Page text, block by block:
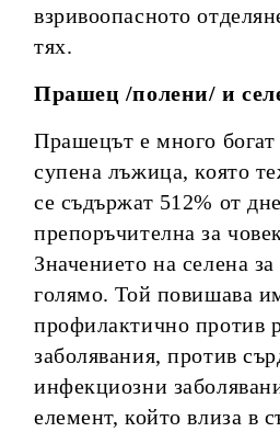
взривоопасното
тях.
Прашец /полени/ и
Прашецът е много
супена лъжица, която
се съдържат 512% от
препоръчителна за
Значението на селена
голямо. Той повишава
профилактично против
заболявания, против
инфекциозни
елемент, който влиза в